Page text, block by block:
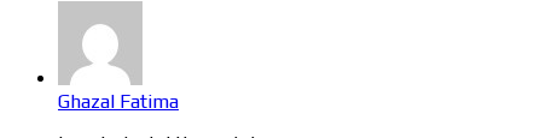
Ghazal Fatima